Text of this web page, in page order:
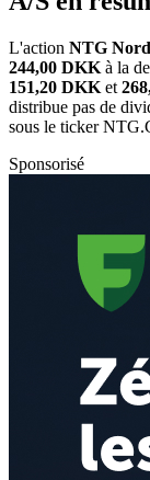
L'action NTG
244,00 DKK à la
151,20 DKK et
distribue pas de
sous le ticker
Sponsorisé